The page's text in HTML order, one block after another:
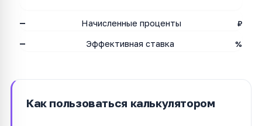
— Начисленные проценты ₽
— Эффективная ставка %
Как пользоваться калькулятором